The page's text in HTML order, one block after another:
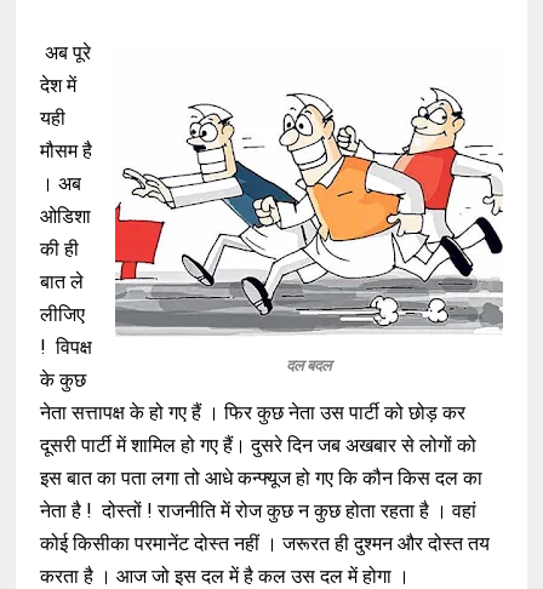
दल बदल
अब पूरे
देश में
यही
मौसम है
। अब
ओडिशा
की ही
बात ले
लीजिए
! विपक्ष
के कुछ
नेता सत्तापक्ष के हो गए हैं । फिर कुछ नेता उस पार्टी को छोड़ कर
दूसरी पार्टी में शामिल हो गए हैं। दुसरे दिन जब अखबार से लोगों को
इस बात का पता लगा तो आधे कन्फ्यूज हो गए कि कौन किस दल का
नेता है ! दोस्तों ! राजनीति में रोज कुछ न कुछ होता रहता है । वहां
कोई किसीका परमानेंट दोस्त नहीं । जरूरत ही दुश्मन और दोस्त तय
करता है । आज जो इस दल में है कल उस दल में होगा ।